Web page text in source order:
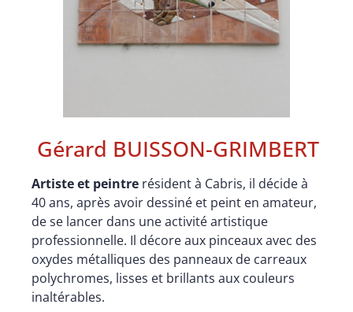
Gérard BUISSON-GRIMBERT
Artiste et peintre résident à Cabris, il décide à
40 ans, après avoir dessiné et peint en amateur,
de se lancer dans une activité artistique
professionnelle. Il décore aux pinceaux avec des
oxydes métalliques des panneaux de carreaux
polychromes, lisses et brillants aux couleurs
inaltérables.